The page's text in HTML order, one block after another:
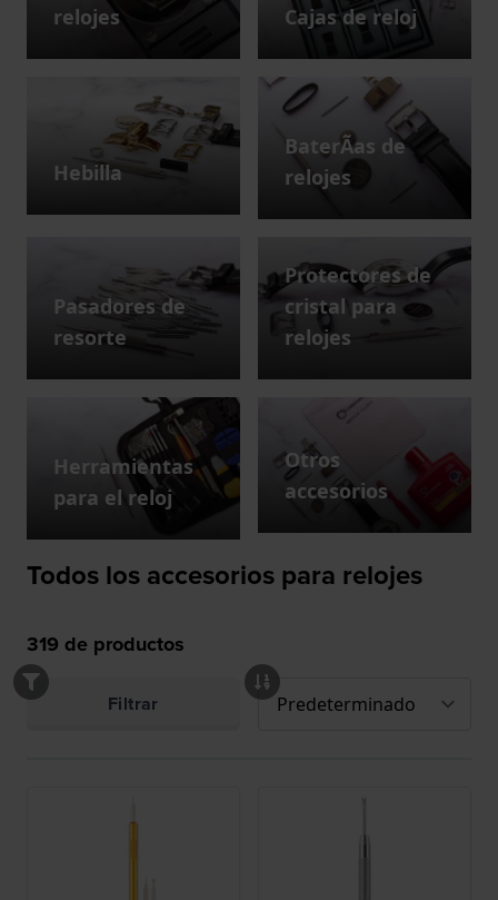
relojes
Cajas de reloj
Hebilla
BaterÃ­as de
relojes
Pasadores de
resorte
Protectores de
cristal para
relojes
Herramientas
para el reloj
Otros
accesorios
Todos los accesorios para relojes
319 de productos
Filtrar